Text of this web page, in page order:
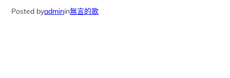
Posted byadminin無言的歌